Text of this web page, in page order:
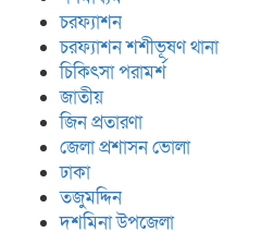
চরফ্যাশন
চরফ্যাশন শশীভূষণ থানা
চিকিৎসা পরামর্শ
জাতীয়
জিন প্রতারণা
জেলা প্রশাসন ভোলা
ঢাকা
তজুমদ্দিন
দশমিনা উপজেলা